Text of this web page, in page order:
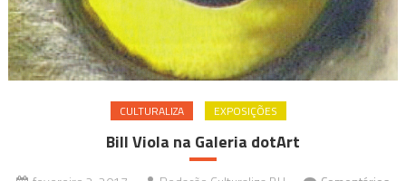
CULTURALIZA EXPOSIÇÕES
Bill Viola na Galeria dotArt